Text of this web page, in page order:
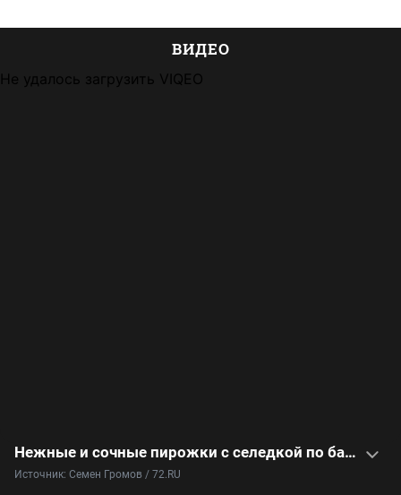
ВИДЕО
Не удалось загрузить VIQEO
Нежные и сочные пирожки с селедкой по бабушкиному рецепту — видео
Источник: Семен Громов / 72.RU